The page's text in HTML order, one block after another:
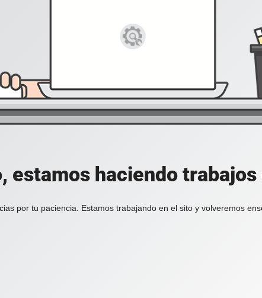
estamos haciendo
por tu paciencia. Estamos trabajando en el sito y volveremos